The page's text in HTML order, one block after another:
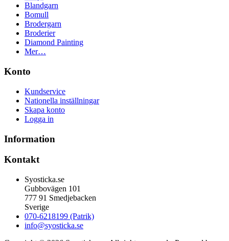
Blandgarn
Bomull
Brodergarn
Broderier
Diamond Painting
Mer…
Konto
Kundservice
Nationella inställningar
Skapa konto
Logga in
Information
Kontakt
Syosticka.se
Gubbovägen 101
777 91 Smedjebacken
Sverige
070-6218199 (Patrik)
info@syosticka.se